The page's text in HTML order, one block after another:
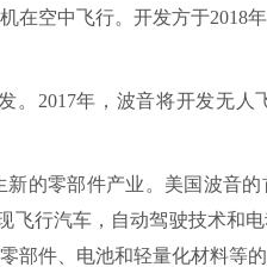
空中飞行。开发方于2018
2017年，波音将开发无人
零部件产业。美国波音的
飞行汽车，自动驾驶技术和
部件、电池和轻量化材料等的